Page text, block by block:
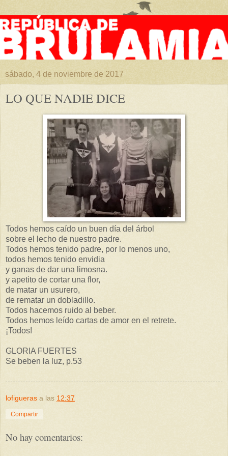
sábado, 4 de noviembre de 2017
LO QUE NADIE DICE
Todos hemos caído un buen día del árbol
sobre el lecho de nuestro padre.
Todos hemos tenido padre, por lo menos uno,
todos hemos tenido envidia
y ganas de dar una limosna.
y apetito de cortar una flor,
de matar un usurero,
de rematar un dobladillo.
Todos hacemos ruido al beber.
Todos hemos leído cartas de amor en el retrete.
¡Todos!
GLORIA FUERTES
Se beben la luz, p.53
lofigueras a las 12:37
Compartir
No hay comentarios: